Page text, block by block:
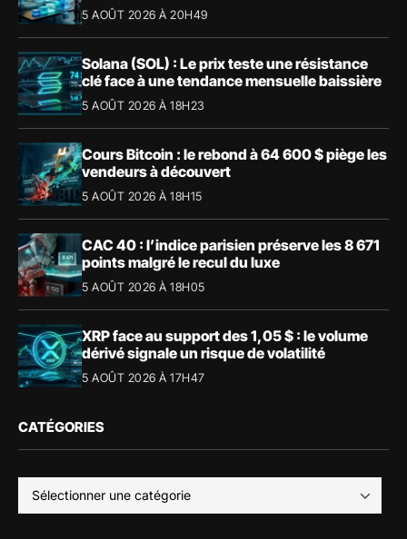
5 AOÛT 2026 À 20H49
Solana (SOL) : Le prix teste une résistance
clé face à une tendance mensuelle baissière
5 AOÛT 2026 À 18H23
Cours Bitcoin : le rebond à 64 600 $ piège les
vendeurs à découvert
5 AOÛT 2026 À 18H15
CAC 40 : l’indice parisien préserve les 8 671
points malgré le recul du luxe
5 AOÛT 2026 À 18H05
XRP face au support des 1,05 $ : le volume
dérivé signale un risque de volatilité
5 AOÛT 2026 À 17H47
CATÉGORIES